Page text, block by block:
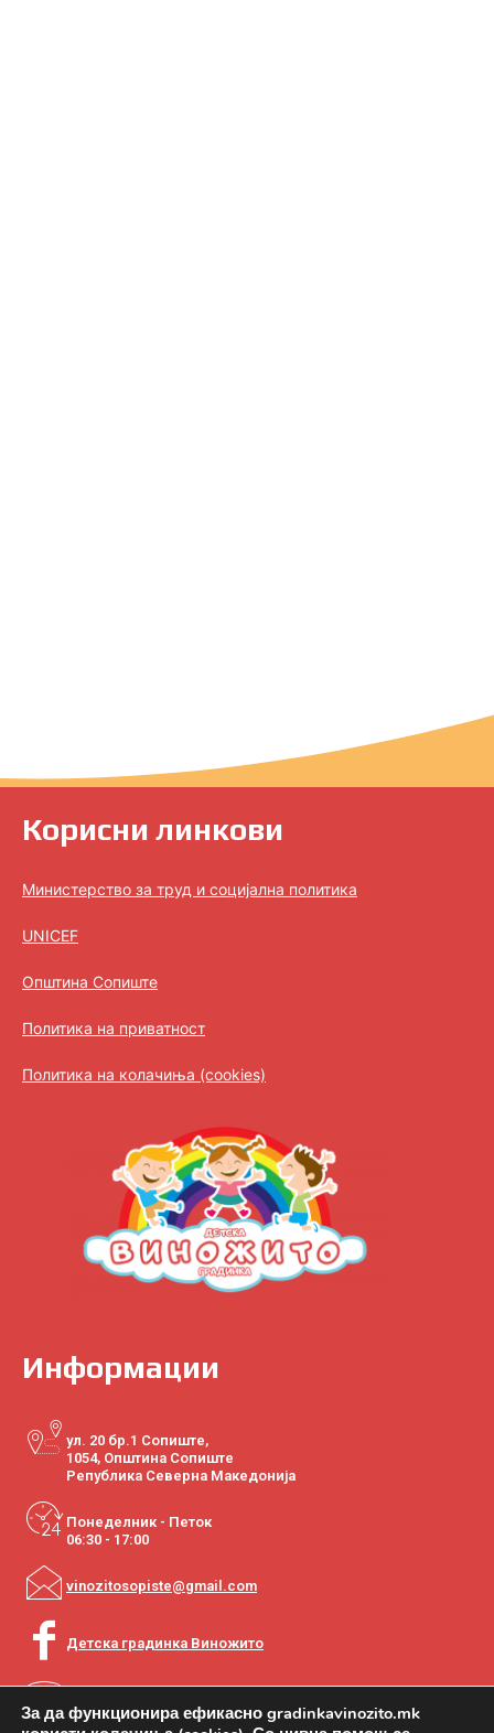
Корисни линкови
Министерство за труд и социјална политика
UNICEF
Општина Сопиште
Политика на приватност
Политика на колачиња (cookies)
Информации
ул. 20 бр.1 Сопиште,
1054, Општина Сопиште
Република Северна Македонија
Понеделник - Петок
06:30 - 17:00
vinozitosopiste@gmail.com
Детска градинка Виножито
За да функционира ефикасно gradinkavinozito.mk